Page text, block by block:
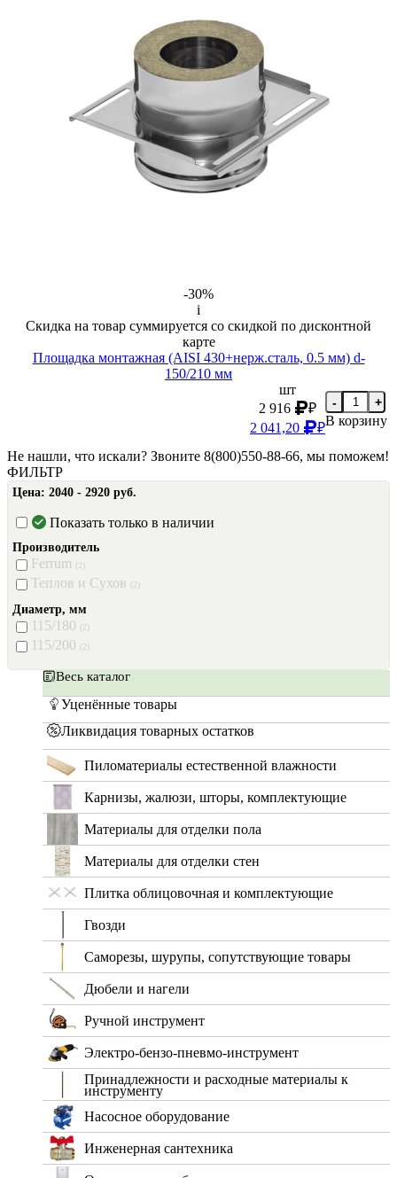
-30%
i
Скидка на товар суммируется со скидкой по дисконтной
карте
Площадка монтажная (AISI 430+нерж.сталь, 0.5 мм) d-
150/210 мм
шт
2 916
₽
2 041,20
₽
- +
В корзину
Не нашли, что искали? Звоните 8(800)550-88-66, мы поможем!
ФИЛЬТР
Цена: 2040 - 2920 руб.
Показать только в наличии
Производитель
Ferrum (2)
Теплов и Сухов (2)
Диаметр, мм
115/180 (2)
115/200 (2)
Весь каталог
Уценённые товары
Ликвидация товарных остатков
Пиломатериалы естественной влажности
Карнизы, жалюзи, шторы, комплектующие
Материалы для отделки пола
Материалы для отделки стен
Плитка облицовочная и комплектующие
Гвозди
Саморезы, шурупы, сопутствующие товары
Дюбели и нагели
Ручной инструмент
Электро-бензо-пневмо-инструмент
Принадлежности и расходные материалы к
инструменту
Насосное оборудование
Инженерная сантехника